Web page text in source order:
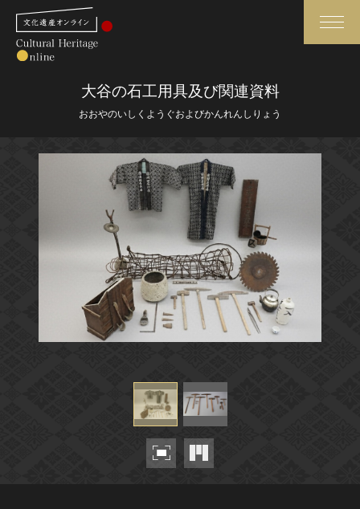
さらに詳細検索
世界遺産と無形文化遺産
全国の美術館・博物館
媒体資料・関連記事等
博物館、美術館の皆さまへ
文化庁よりご挨拶
今月のみどころ
お知らせ一覧
このサイトについて
関連サイトリンク
サイトマップ
サイトのご意見はこちら
大谷の石工用具及び関連資料
おおやのいしくようぐおよびかんれんしりょう